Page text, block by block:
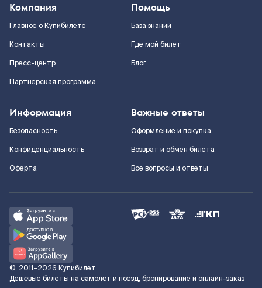
Компания
Главное о Купибилете
Контакты
Пресс-центр
Партнерская программа
Помощь
База знаний
Где мой билет
Блог
Информация
Безопасность
Конфиденциальность
Оферта
Важные ответы
Оформление и покупка
Возврат и обмен билета
Все вопросы и ответы
© 2011–2026 Купибилет
Дешёвые билеты на самолёт и поезд, бронирование и онлайн-заказ